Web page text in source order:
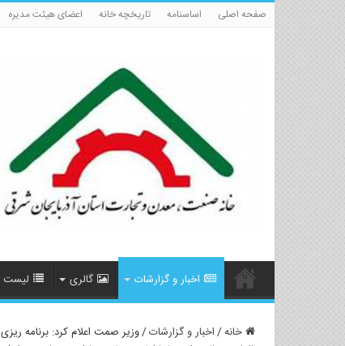
صفحه اصلی اساسنامه تاریخچه خانه اعضای هیئت مدیره
اخبار و گزارشات گالری لیست
خانه/اخبار و گزارشات/